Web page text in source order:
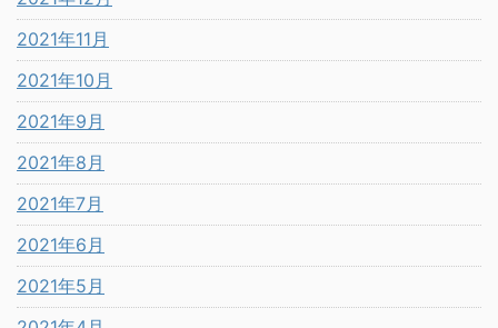
2021年11月
2021年10月
2021年9月
2021年8月
2021年7月
2021年6月
2021年5月